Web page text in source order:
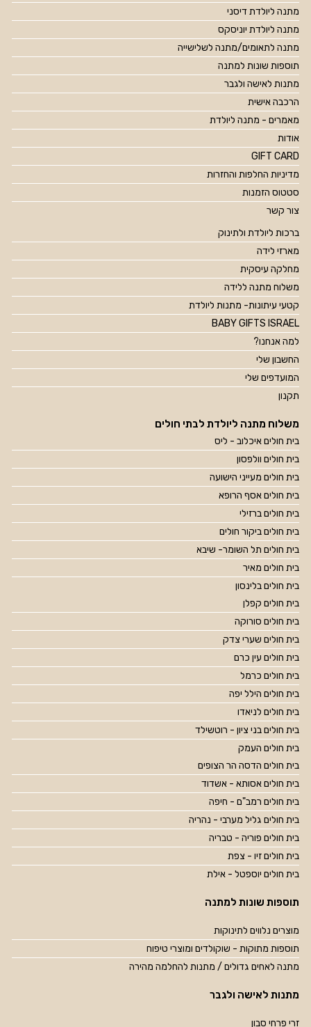
מתנה ליולדת דיסני
מתנה ליולדת יוניסקס
מתנה לתאומים/מתנה לשלישייה
תוספות שונות למתנה
מתנות לאישה ולגבר
הרכבה אישית
מאמרים - מתנה ליולדת
אודות
GIFT CARD
מדיניות החלפות והחזרות
סטטוס הזמנות
צור קשר
ברכות ליולדת ולתינוק
מארזי לידה
מחלקה עיסקית
משלוח מתנה ללידה
קטעי עיתונות- מתנות ליולדת
BABY GIFTS ISRAEL
למה אנחנו?
החשבון שלי
המועדפים שלי
תקנון
משלוח מתנה ליולדת לבתי חולים
בית חולים איכלוב - ליס
בית חולים וולפסון
בית חולים מעייני הישועה
בית חולים אסף הרופא
בית חולים ברזילי
בית חולים ביקור חולים
בית חולים תל השומר- שיבא
בית חולים מאיר
בית חולים בלינסון
בית חולים קפלן
בית חולים סורוקה
בית חולים שערי צדק
בית חולים עין כרם
בית חולים כרמל
בית חולים הילל יפה
בית חולים לניאדו
בית חולים בני ציון - רוטשילד
בית חולים העמק
בית חולים הדסה הר הצופים
בית חולים אסותא - אשדוד
בית חולים רמב"ם - חיפה
בית חולים גליל מערבי - נהריה
בית חולים פוריה - טבריה
בית חולים זיו - צפת
בית חולים יוספטל - אילת
תוספות שונות למתנה
מוצרים נלווים לתינוקות
תוספות מתוקות - שוקולדים ומוצרי טיפוח
מתנה לאחים גדולים / מתנות להחלמה מהירה
מתנות לאישה ולגבר
זרי פרחי סבון